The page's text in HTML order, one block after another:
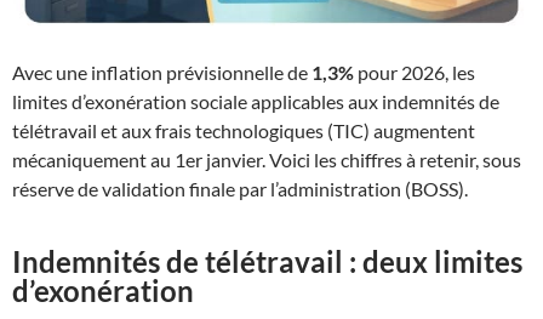
Avec une inflation prévisionnelle de 1,3% pour 2026, les
limites d’exonération sociale applicables aux indemnités de
télétravail et aux frais technologiques (TIC) augmentent
mécaniquement au 1er janvier. Voici les chiffres à retenir, sous
réserve de validation finale par l’administration (BOSS).
Indemnités de télétravail : deux limites
d’exonération